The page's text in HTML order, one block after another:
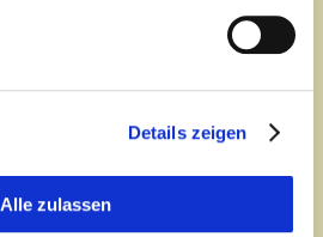
Details zeigen
Alle zulassen